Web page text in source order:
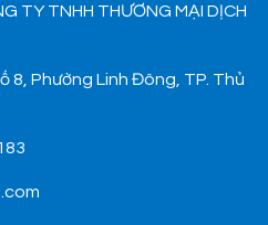
TY TNHH THƯƠNG MẠI DỊCH
8, Phường Linh Đông, TP. Thủ